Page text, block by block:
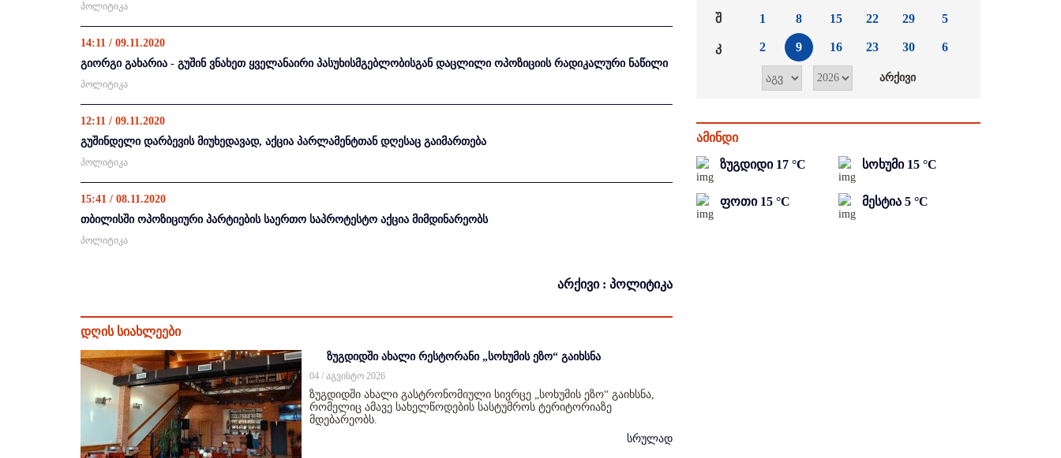
პოლიტიკა
14:11 / 09.11.2020
გიორგი გახარია - გუშინ ვნახეთ ყველანაირი პასუხისმგებლობისგან დაცლილი ოპოზიციის რადიკალური ნაწილი
პოლიტიკა
12:11 / 09.11.2020
გუშინდელი დარბევის მიუხედავად, აქცია პარლამენტთან დღესაც გაიმართება
პოლიტიკა
15:41 / 08.11.2020
თბილისში ოპოზიციური პარტიების საერთო საპროტესტო აქცია მიმდინარეობს
პოლიტიკა
არქივი : პოლიტიკა
დღის სიახლეები
ზუგდიდში ახალი რესტორანი „სოხუმის ეზო“ გაიხსნა
04 / აგვისტო 2026
ზუგდიდში ახალი გასტრონომიული სივრცე „სოხუმის ეზო“ გაიხსნა,
რომელიც ამავე სახელწოდების სასტუმროს ტერიტორიაზე
მდებარეობს.
სრულად
შ
კ
1
2
8
9
15
16
22
23
29
30
5
6
ამინდი
ზუგდიდი 17 °C სოხუმი 15 °C
ფოთი 15 °C მესტია 5 °C